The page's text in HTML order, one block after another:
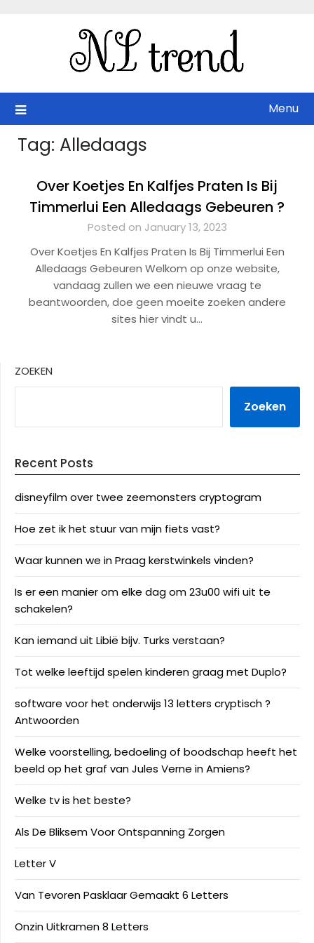
Menu
Tag: Alledaags
Over Koetjes En Kalfjes Praten Is Bij
Timmerlui Een Alledaags Gebeuren ?
Posted on January 13, 2023
Over Koetjes En Kalfjes Praten Is Bij Timmerlui Een
Alledaags Gebeuren Welkom op onze website,
vandaag zullen we een nieuwe vraag te
beantwoorden, doe geen moeite zoeken andere
sites hier vindt u…
ZOEKEN
Zoeken
Recent Posts
disneyfilm over twee zeemonsters cryptogram
Hoe zet ik het stuur van mijn fiets vast?
Waar kunnen we in Praag kerstwinkels vinden?
Is er een manier om elke dag om 23u00 wifi uit te
schakelen?
Kan iemand uit Libië bijv. Turks verstaan?
Tot welke leeftijd spelen kinderen graag met Duplo?
software voor het onderwijs 13 letters cryptisch ?
Antwoorden
Welke voorstelling, bedoeling of boodschap heeft het
beeld op het graf van Jules Verne in Amiens?
Welke tv is het beste?
Als De Bliksem Voor Ontspanning Zorgen
Letter V
Van Tevoren Pasklaar Gemaakt 6 Letters
Onzin Uitkramen 8 Letters